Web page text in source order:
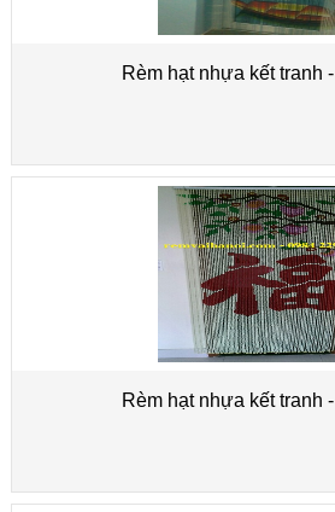
Rèm hạt nhựa kết tranh
Rèm hạt nhựa kết tranh